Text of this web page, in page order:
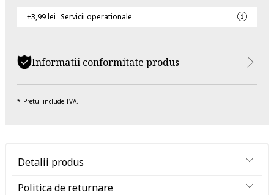
+3,99 lei Servicii operationale
Informatii conformitate produs
Pretul include TVA.
Detalii produs
Politica de returnare